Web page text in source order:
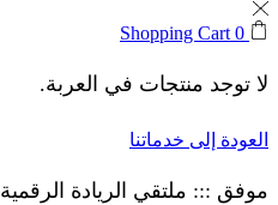
0
Shopping Cart
لا توجد منتجات في العربة.
العودة إلى خدماتنا
موفق ::: ملتقي الريادة الرقمية